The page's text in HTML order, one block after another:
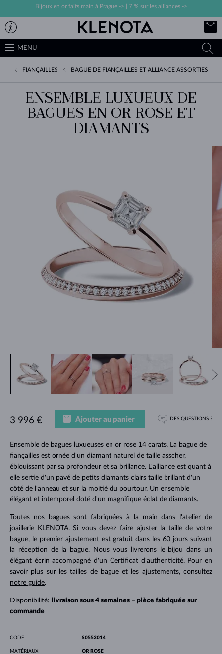
Bijoux en or faits main à Prague -> 7 % sur les alliances ->
MENU
FIANÇAILLES BAGUE DE FIANÇAILLES ET ALLIANCE ASSORTIES
ENSEMBLE LUXUEUX DE
BAGUES EN OR ROSE ET
DIAMANTS
Ensemble de bagues luxueuses en or rose 14 carats. La bague de
fiançailles est ornée d'un diamant naturel de taille asscher,
éblouissant par sa profondeur et sa brillance. L'alliance est quant à
elle sertie d'un pavé de petits diamants clairs taille brillant d'un
côté de l'anneau et sur la moitié du pourtour. Un ensemble
élégant et intemporel doté d'un magnifique éclat de diamants.
Toutes nos bagues sont fabriquées à la main dans l'atelier de
joaillerie KLENOTA. Si vous devez faire ajuster la taille de votre
bague, le premier ajustement est gratuit dans les 60 jours suivant
la réception de la bague. Nous vous livrerons le bijou dans un
élégant écrin accompagné d'un Certificat d'authenticité. Pour en
savoir plus sur les tailles de bague et les ajustements, consultez
notre guide.
Disponibilité:
livraison sous 4 semaines – pièce fabriquée sur
commande
3 996 € Ajouter au panier DES QUESTIONS ?
CODE S0553014
MATÉRIAUX
OR ROSE